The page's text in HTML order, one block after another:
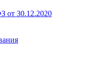
от 30.12.2020